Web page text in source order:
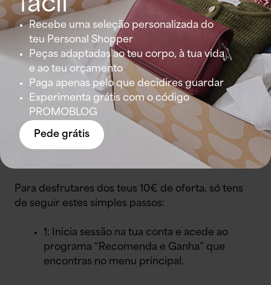
Recebeste uma caixa e apetece-te repetir a
experiência a um preço reduzido? Gostavas que
as tuas amigas vivessem a mesma experiência? O
melhor do “Recomenda e Ganha” é que todas
ganham: as tuas amigas ao pedir o seu primeiro
Lookiero e tu, cada vez que uma delas ficar com
uma peça da sua seleção.
Como funciona o “Recomenda e Ganha”?
Para desfrutares dos teus 10€ de oferta, só tens
de seguir estes simples passos:
1: Inicia sessão na tua conta e acede ao
programa “Recomenda e Ganha” que
encontras no menu principal.
Recebe uma seleção personalizada do
teu Personal Shopper
Peças adaptadas ao teu corpo, à tua vida
e ao teu orçamento
Paga apenas pelo que decidires guardar
Experimenta grátis com o código
PROMOBLOG
Pede grátis